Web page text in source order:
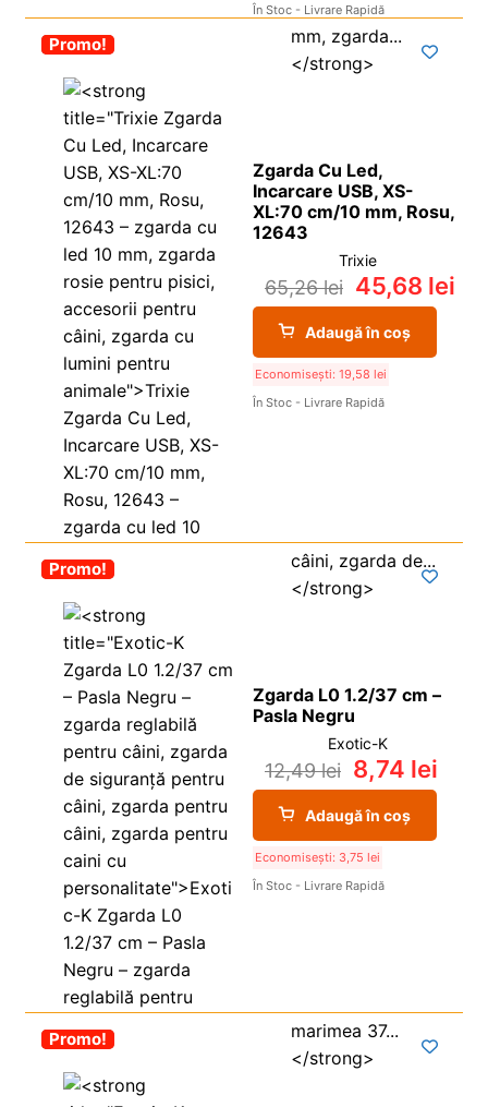
În Stoc - Livrare Rapidă
-30%
Promo!
Zgarda Cu Led,
Incarcare USB, XS-
XL:70 cm/10 mm, Rosu,
12643
Trixie
65,26lei 45,68 lei
Adaugă în coș
Economisești: 19,58 lei
În Stoc - Livrare Rapidă
-30%
Promo!
Zgarda L0 1.2/37 cm –
Pasla Negru
Exotic-K
12,49lei 8,74 lei
Adaugă în coș
Economisești: 3,75 lei
În Stoc - Livrare Rapidă
-30%
Promo!